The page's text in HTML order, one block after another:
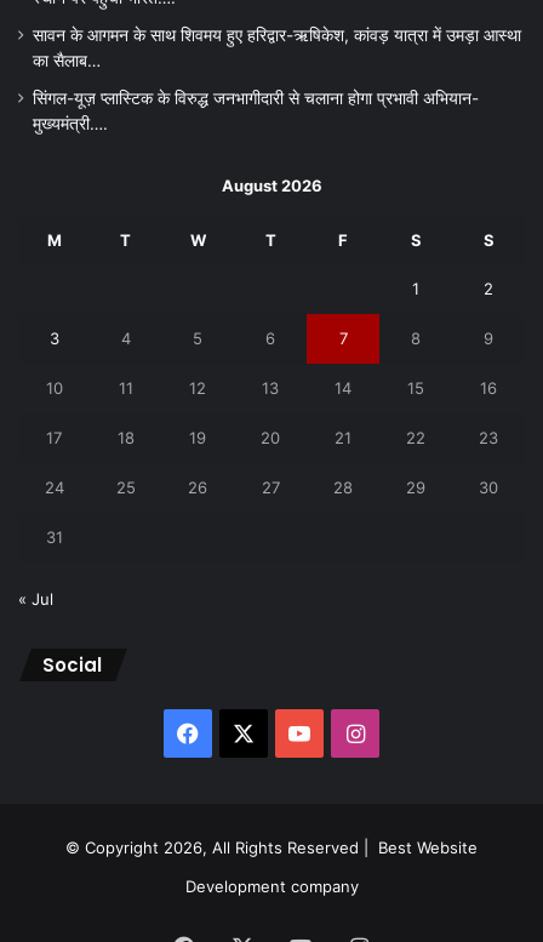
सावन के आगमन के साथ शिवमय हुए हरिद्वार-ऋषिकेश, कांवड़ यात्रा में उमड़ा आस्था
का सैलाब…
सिंगल-यूज़ प्लास्टिक के विरुद्ध जनभागीदारी से चलाना होगा प्रभावी अभियान-
मुख्यमंत्री….
August 2026
M T W T F S S
1 2
3 4 5 6 7 8 9
10 11 12 13 14 15 16
17 18 19 20 21 22 23
24 25 26 27 28 29 30
31
« Jul
Social
Facebook YouTubeInstagram
© Copyright 2026, All Rights Reserved | Best Website
Development company